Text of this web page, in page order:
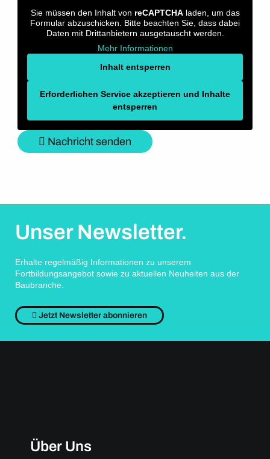
Sie müssen den Inhalt von reCAPTCHAladen, um das
Formular abzuschicken. Bitte beachten Sie, dass dabei
Daten mit Drittanbietern ausgetauscht werden.
Mehr Informationen
Inhalt entsperren
Erforderlichen Service akzeptieren und Inhalte
entsperren
Nachricht senden
Unser Newsletter.
Erhalte regelmäßig Informationen zu unserem
Fortbildungsangebot sowie zu aktuellen Neuheiten aus der
Baubranche.
Jetzt Newsletter abonnieren
Über Uns